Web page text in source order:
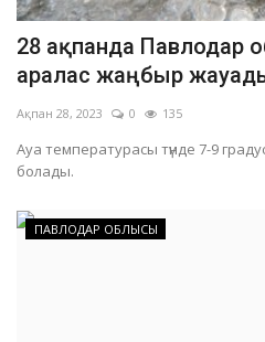
28 ақпанда Павлодар
аралас жаңбыр
Ақпан 28, 2023 0 135
Ауа температурасы түнде 7-9
болады.
ПАВЛОДАР ОБЛЫСЫ